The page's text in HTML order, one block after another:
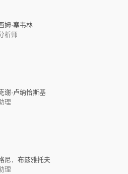
姆·塞韦林
析师
谢·卢纳恰斯基
理
尼．布兹雅托夫
理